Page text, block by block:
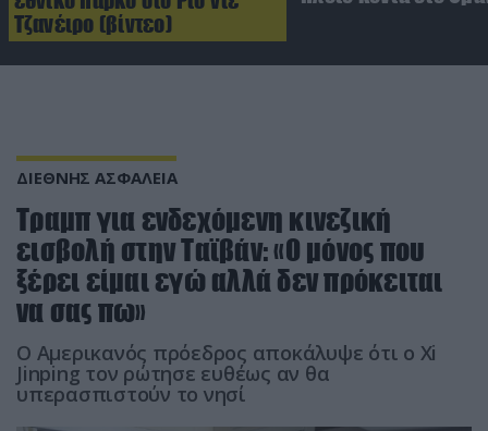
Τζανέιρο (βίντεο)
ΔΙΕΘΝΗΣ ΑΣΦΑΛΕΙΑ
Τραμπ για ενδεχόμενη κινεζική
εισβολή στην Ταϊβάν: «Ο μόνος που
ξέρει είμαι εγώ αλλά δεν πρόκειται
να σας πω»
Ο Αμερικανός πρόεδρος αποκάλυψε ότι ο Xi
Jinping τον ρώτησε ευθέως αν θα
υπερασπιστούν το νησί